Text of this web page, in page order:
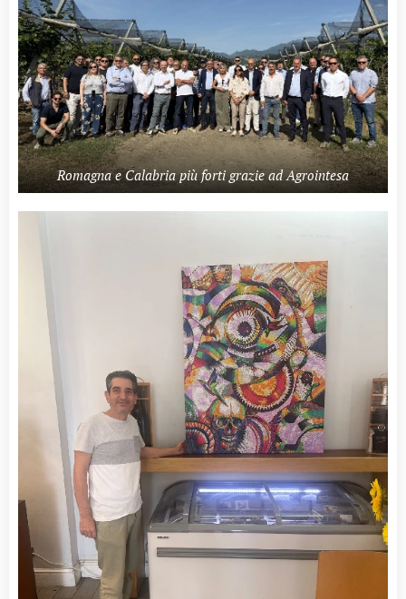
Romagna e Calabria più forti grazie ad Agrointesa